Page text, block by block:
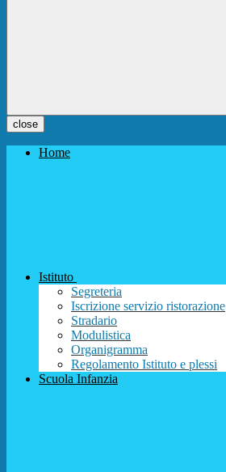
close
Home
Istituto
Segreteria
Iscrizione servizio ristorazione
Stradario
Modulistica
Organigramma
Regolamento Istituto e plessi
Scuola Infanzia